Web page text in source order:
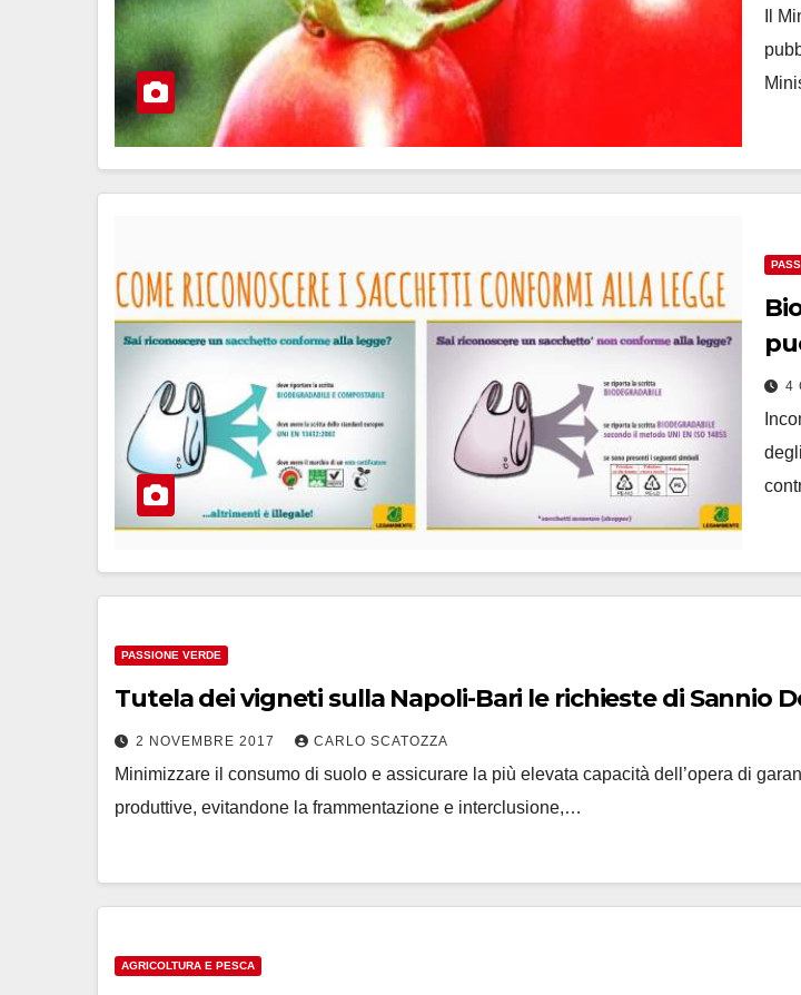
Il
4
PASSIONE VERDE
Tutela dei vigneti sulla Napoli-Bari le richieste di Sannio
2 NOVEMBRE 2017 CARLO SCATOZZA
Minimizzare il consumo di suolo e assicurare la più elevata capacità dell’opera di
produttive, evitandone la frammentazione e interclusione,…
AGRICOLTURA E PESCA